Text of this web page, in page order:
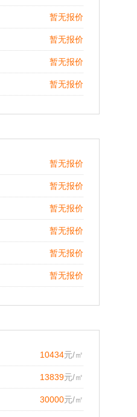
暂无报价
暂无报价
暂无报价
暂无报价
暂无报价
暂无报价
暂无报价
暂无报价
暂无报价
暂无报价
10434元/㎡
13839元/㎡
30000元/㎡